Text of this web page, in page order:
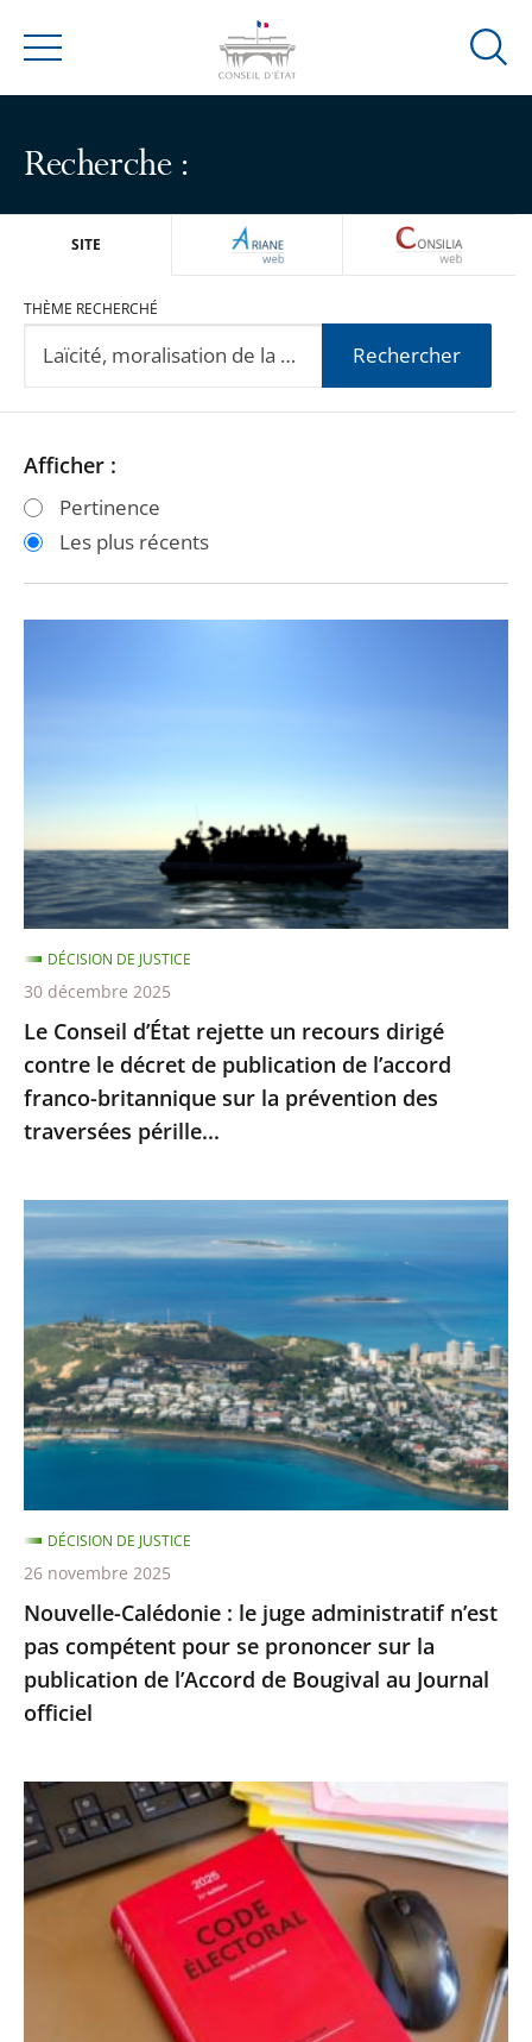
Menu
Ouvrir
Recherche :
SITE ARIANEWEB
THÈME RECHERCHÉ
Rechercher
Passer
les
filtres
Passer
les
filtres
Afficher :
Pertinence
Les plus récents
recours
contre
le
décret
de
publication
de
l’accord
franco-
britannique
la
prévention
des
pérille...
Le Conseil d’État rejette un recours dirigé
contre le décret de publication de l’accord
franco-britannique sur la prévention des
traversées pérille...
DÉCISION DE JUSTICE
30 décembre 2025
Nouvelle-
Calédonie
juge
administratif
n’est
pas
pour
se
prononcer
sur
la
publication
de
de
Bougival
au
Journal
Nouvelle-Calédonie : le juge administratif n’est
pas compétent pour se prononcer sur la
publication de l’Accord de Bougival au Journal
officiel
DÉCISION DE JUSTICE
26 novembre 2025
Exécution
provisoire
d’une
peine
d’inéligibilité